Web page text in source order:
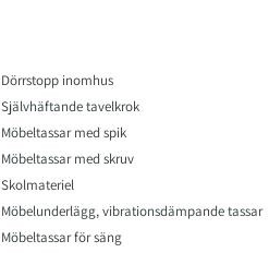
Dörrstopp inomhus
Självhäftande tavelkrok
Möbeltassar med spik
Möbeltassar med skruv
Skolmateriel
Möbelunderlägg, vibrationsdämpande tassar
Möbeltassar för säng